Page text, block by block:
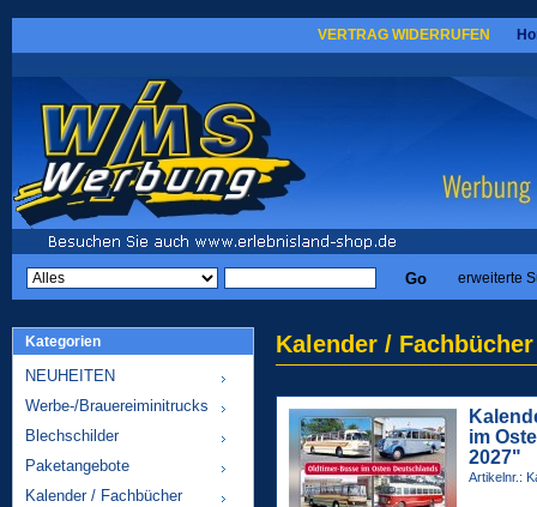
VERTRAG WIDERRUFEN
erweiterte
Kategorien
NEUHEITEN
Werbe-/Brauereiminitrucks
Blechschilder
Paketangebote
Kalender / Fachbücher
Kalender / Fachbücher
im
2027"
Artikelnr.: